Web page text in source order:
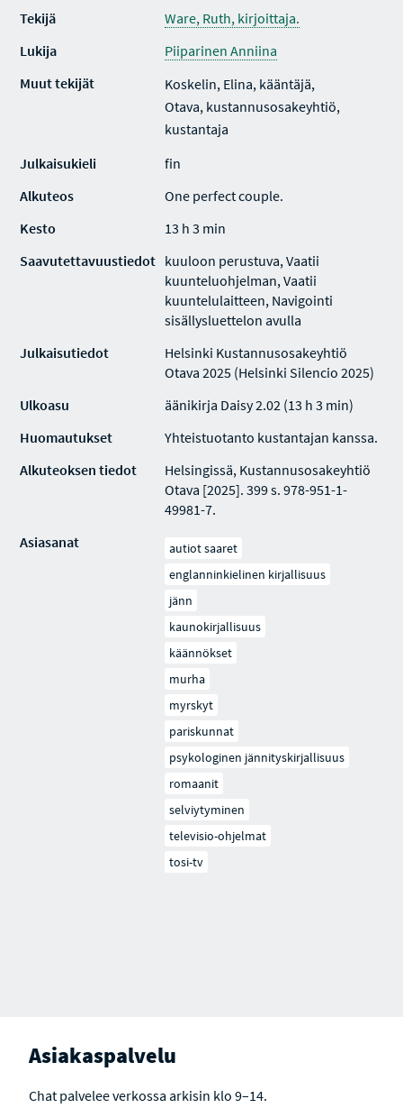
Tekijä
Ware, Ruth, kirjoittaja.
Lukija
Piiparinen Anniina
Muut tekijät
Koskelin, Elina, kääntäjä,
Otava, kustannusosakeyhtiö,
kustantaja
Julkaisukieli
fin
Alkuteos
One perfect couple.
Kesto
13 h 3 min
Saavutettavuustiedot kuuloon perustuva, Vaatii
kuunteluohjelman, Vaatii
kuuntelulaitteen, Navigointi
sisällysluettelon avulla
Julkaisutiedot
Helsinki Kustannusosakeyhtiö
Otava 2025 (Helsinki Silencio 2025)
Ulkoasu
äänikirja Daisy 2.02 (13 h 3 min)
Huomautukset
Yhteistuotanto kustantajan kanssa.
Alkuteoksen tiedot
Helsingissä, Kustannusosakeyhtiö
Otava [2025]. 399 s. 978-951-1-
49981-7.
Asiasanat
autiot saaret
englanninkielinen kirjallisuus
jänn
kaunokirjallisuus
käännökset
murha
myrskyt
pariskunnat
psykologinen jännityskirjallisuus
romaanit
selviytyminen
televisio-ohjelmat
tosi-tv
Asiakaspalvelu
Chat palvelee verkossa arkisin klo 9–14.